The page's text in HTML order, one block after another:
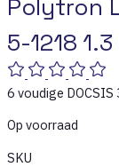
Polytron
5-1218 1.3
6 voudige
Op voorraad
SKU